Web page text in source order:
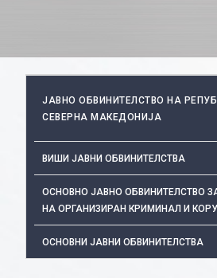
ЈАВНО ОБВИНИТЕЛСТВО НА
СЕВЕРНА МАКЕДОНИЈА
ВИШИ ЈАВНИ ОБВИНИТЕЛСТВА
ОСНОВНО ЈАВНО ОБВИНИТЕЛСТВО
НА ОРГАНИЗИРАН КРИМИНАЛ И
ОСНОВНИ ЈАВНИ ОБВИНИТЕЛСТВА